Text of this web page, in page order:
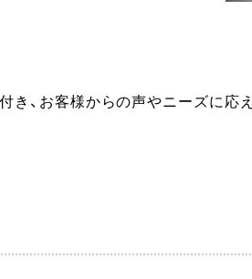
き、お客様からの声やニーズに応